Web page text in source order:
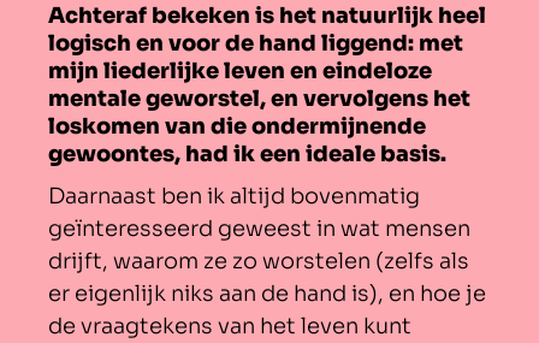
Achteraf bekeken is het natuurlijk heel
logisch en voor de hand liggend: met
mijn liederlijke leven en eindeloze
mentale geworstel, en vervolgens het
loskomen van die ondermijnende
gewoontes, had ik een ideale basis.
Daarnaast ben ik altijd bovenmatig
geïnteresseerd geweest in wat mensen
drijft, waarom ze zo worstelen (zelfs als
er eigenlijk niks aan de hand is), en hoe je
de vraagtekens van het leven kunt